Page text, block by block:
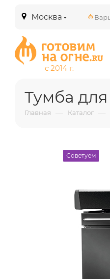
Москва
Тумба
Главная — Каталог —
Советуем